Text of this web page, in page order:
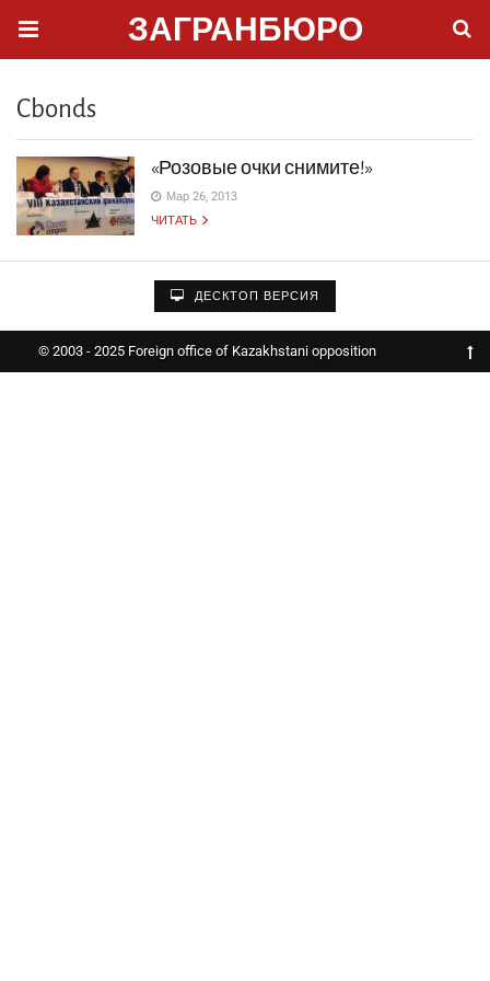
ЗАГРАНБЮРО
Cbonds
«Розовые очки снимите!»
Мар 26, 2013
ЧИТАТЬ
ДЕСКТОП ВЕРСИЯ
© 2003 - 2025 Foreign office of Kazakhstani opposition